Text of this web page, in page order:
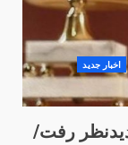
اخبار جدید
رفت/